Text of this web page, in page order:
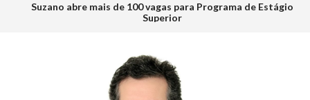
Inscrições para o Programa de Estágio 2026 da Veracel
abrem na próxima semana